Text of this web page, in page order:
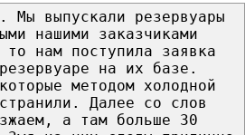
Мы выпускали резервуары
нашими заказчиками
нам поступила заявка
на их базе.
методом холодной
Далее со слов
а там больше 30